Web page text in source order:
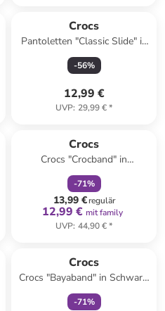
Crocs
Pantoletten "Classic Slide" in
Dunkelblau
-56%
12,99 €
UVP: 29,99 €*
Crocs
Crocs "Crocband" in
Dunkelblau
-71%
13,99 €regulär
12,99 € mit family
UVP: 44,90 €*
Crocs
Crocs "Bayaband" in Schwarz/
Hellblau
-71%